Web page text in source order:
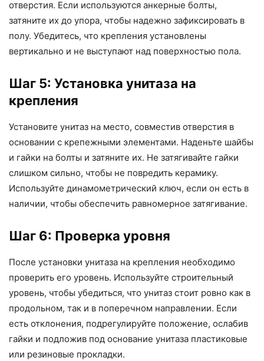
отверстия. Если используются анкерные болты,
затяните их до упора, чтобы надежно зафиксировать в
полу. Убедитесь, что крепления установлены
вертикально и не выступают над поверхностью пола.
Шаг 5: Установка унитаза на
крепления
Установите унитаз на место, совместив отверстия в
основании с крепежными элементами. Наденьте шайбы
и гайки на болты и затяните их. Не затягивайте гайки
слишком сильно, чтобы не повредить керамику.
Используйте динамометрический ключ, если он есть в
наличии, чтобы обеспечить равномерное затягивание.
Шаг 6: Проверка уровня
После установки унитаза на крепления необходимо
проверить его уровень. Используйте строительный
уровень, чтобы убедиться, что унитаз стоит ровно как в
продольном, так и в поперечном направлении. Если
есть отклонения, подрегулируйте положение, ослабив
гайки и подложив под основание унитаза пластиковые
или резиновые прокладки.